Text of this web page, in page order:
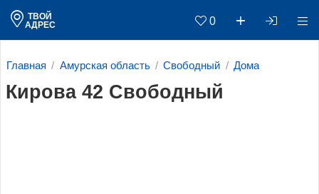
ТВОЙ
АДРЕС
0
Главная Амурская область Свободный Дома
Кирова 42 Свободный